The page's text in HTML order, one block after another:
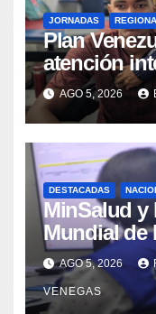
JORNADAS
​Plan
atención
evaluación
Aragua
AGO 5, 2026
DESTACADAS
MinSalud y
Mundial de
propuesta
materia de
higiene
AGO 5, 2026
VENEGAS